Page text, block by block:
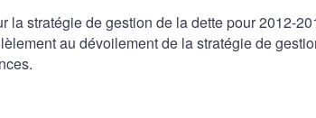
la stratégie de gestion de la dette pour 2012-
au dévoilement de la stratégie de